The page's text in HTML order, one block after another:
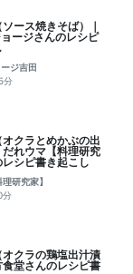
ース焼きそば）｜
ージさんのレシピ
ジ吉田
分
クラとめかぶの出
れウマ【料理研究
シピ書き起こし
研究家】
分
クラの鶏塩出汁漬
食堂さんのレシピ書